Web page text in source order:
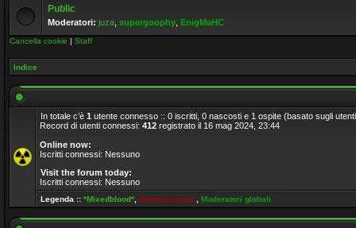
Public
Moderatori: juza supergoophy EnigMaHC
Cancella cookie | Staff
Indice
In totale c’è 1 utente connesso :: 0 iscritti, 0 nascosti e 1 ospite (basato sugli
Record di utenti connessi: 412 registrato il 16 mag 2024, 23:44
Online now:
Iscritti connessi: Nessuno
Visit the forum today:
Iscritti connessi: Nessuno
Legenda :: *Mixedblood* Amministratori Moderatori globali